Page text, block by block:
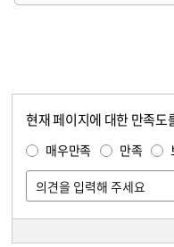
현재 페이지에 대한 만족도
매우만족 만족